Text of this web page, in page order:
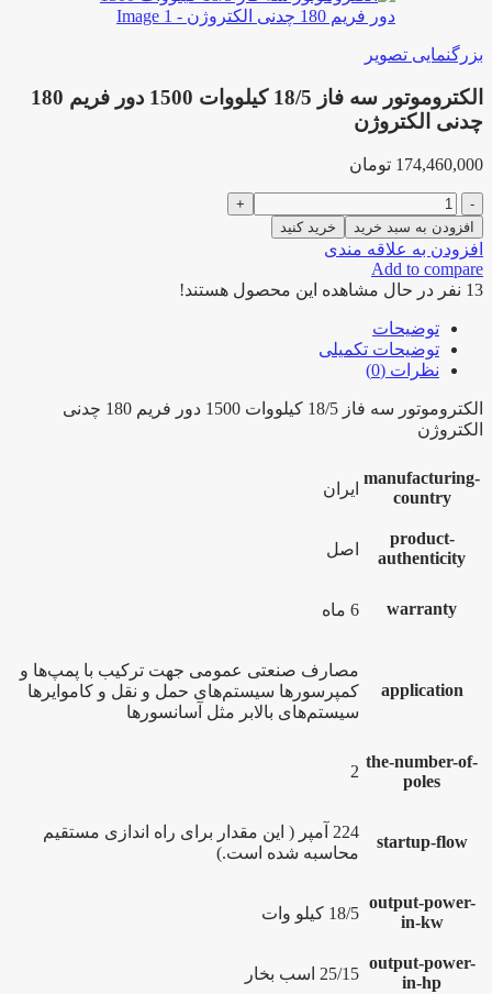
بزرگنمایی تصویر
الکتروموتور سه فاز 18/5 کیلووات 1500 دور فریم 180
چدنی الکتروژن
174,460,000 تومان
الکتروموتور
سه
فاز
18/5
کیلووات
1500
دور
فریم
180
الکتروژن
عدد
افزودن به سبد خرید خرید کنید
افزودن به علاقه مندی
Add to compare
13 نفر در حال مشاهده این محصول هستند!
توضیحات
توضیحات تکمیلی
نظرات (0)
الکتروموتور سه فاز 18/5 کیلووات 1500 دور فریم 180 چدنی
الکتروژن
manufacturing-
country
ایران
product-
authenticity
اصل
warranty 6 ماه
application
مصارف صنعتی عمومی جهت ترکیب با پمپ‌ها و
کمپرسورها سیستم‌های حمل و نقل و کاموایرها
سیستم‌های بالابر مثل آسانسورها
the-number-of-
poles
2
startup-flow
224 آمپر ( این مقدار برای راه اندازی مستقیم
محاسبه شده است.)
output-power-
in-kw
18/5 کیلو وات
output-power-
in-hp
25/15 اسب بخار